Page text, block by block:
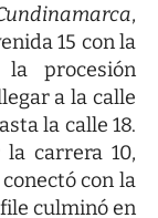
,
15 con la
procesión
a la calle
la calle 18.
la carrera 10,
con la
culminó en